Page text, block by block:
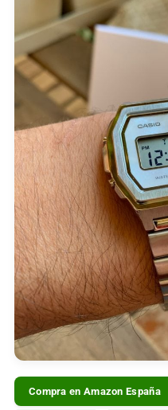
Compra en Amazon España